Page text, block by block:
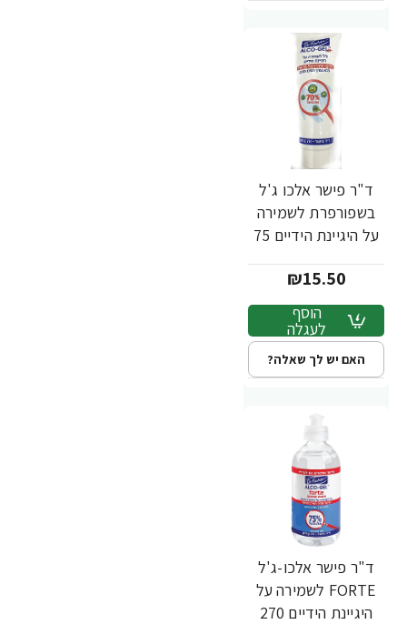
ד"ר פישר אלכו ג'ל
בשפורפרת לשמירה
על היגיינת הידיים 75
Fischer
₪15.50
הוסף
לעגלה
האם יש לך שאלה?
ד"ר פישר אלכו-ג'ל
FORTE לשמירה על
היגיינת הידיים 270